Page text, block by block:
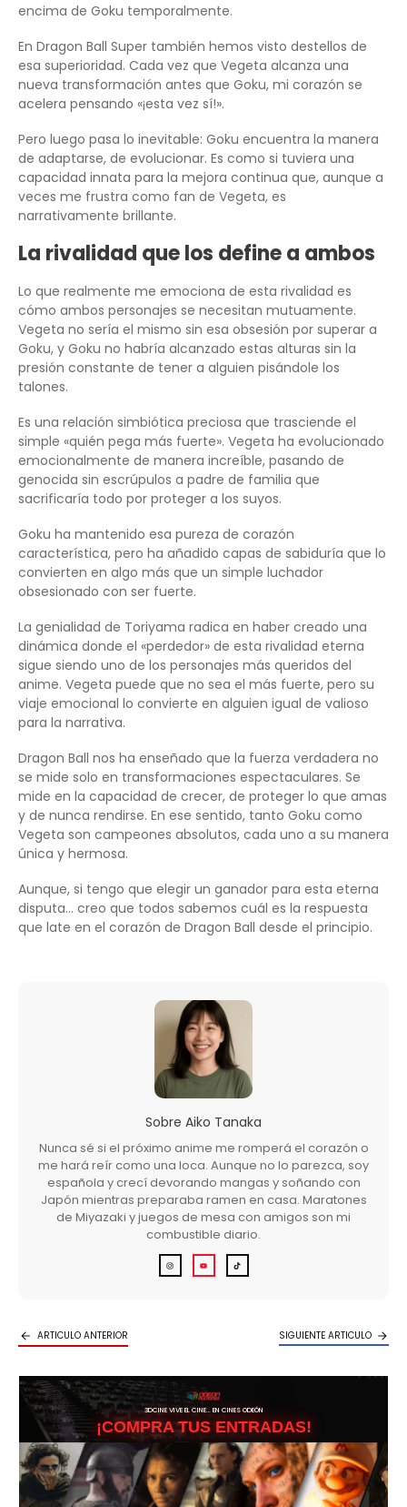
encima de Goku temporalmente.
En Dragon Ball Super también hemos visto destellos de
esa superioridad. Cada vez que Vegeta alcanza una
nueva transformación antes que Goku, mi corazón se
acelera pensando «¡esta vez sí!».
Pero luego pasa lo inevitable: Goku encuentra la manera
de adaptarse, de evolucionar. Es como si tuviera una
capacidad innata para la mejora continua que, aunque a
veces me frustra como fan de Vegeta, es
narrativamente brillante.
La rivalidad que los define a ambos
Lo que realmente me emociona de esta rivalidad es
cómo ambos personajes se necesitan mutuamente.
Vegeta no sería el mismo sin esa obsesión por superar a
Goku, y Goku no habría alcanzado estas alturas sin la
presión constante de tener a alguien pisándole los
talones.
Es una relación simbiótica preciosa que trasciende el
simple «quién pega más fuerte». Vegeta ha evolucionado
emocionalmente de manera increíble, pasando de
genocida sin escrúpulos a padre de familia que
sacrificaría todo por proteger a los suyos.
Goku ha mantenido esa pureza de corazón
característica, pero ha añadido capas de sabiduría que lo
convierten en algo más que un simple luchador
obsesionado con ser fuerte.
La genialidad de Toriyama radica en haber creado una
dinámica donde el «perdedor» de esta rivalidad eterna
sigue siendo uno de los personajes más queridos del
anime. Vegeta puede que no sea el más fuerte, pero su
viaje emocional lo convierte en alguien igual de valioso
para la narrativa.
Dragon Ball nos ha enseñado que la fuerza verdadera no
se mide solo en transformaciones espectaculares. Se
mide en la capacidad de crecer, de proteger lo que amas
y de nunca rendirse. En ese sentido, tanto Goku como
Vegeta son campeones absolutos, cada uno a su manera
única y hermosa.
Aunque, si tengo que elegir un ganador para esta eterna
disputa… creo que todos sabemos cuál es la respuesta
que late en el corazón de Dragon Ball desde el principio.
Sobre Aiko Tanaka
Nunca sé si el próximo anime me romperá el corazón o
me hará reír como una loca. Aunque no lo parezca, soy
española y crecí devorando mangas y soñando con
Japón mientras preparaba ramen en casa. Maratones
de Miyazaki y juegos de mesa con amigos son mi
combustible diario.
ARTICULO ANTERIOR SIGUIENTE ARTICULO
3DCINE VIVE EL CINE… EN CINES ODEÓN
¡COMPRA TUS ENTRADAS!